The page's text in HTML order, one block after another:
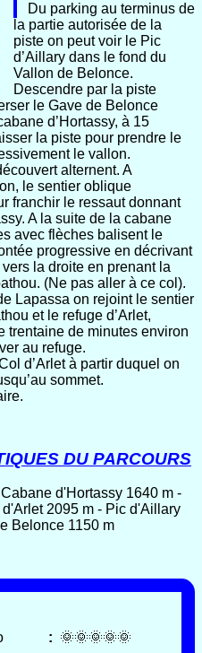
Du parking au terminus de
la partie autorisée de la
piste on peut voir le Pic
d’Aillary dans le fond du
Vallon de Belonce.
Descendre par la piste
le Gave de Belonce
d’Hortassy, à 15
la piste pour prendre le
le vallon.
alternent. A
le sentier oblique
franchir le ressaut donnant
A la suite de la cabane
avec flèches balisent le
progressive en décrivant
la droite en prenant la
(Ne pas aller à ce col).
Lapassa on rejoint le sentier
et le refuge d’Arlet,
trentaine de minutes environ
au refuge.
d’Arlet à partir duquel on
sommet.
DU PARCOURS
d'Hortassy 1640 m -
2095 m - Pic d'Aillary
Belonce 1150 m
: 🌞🌞🌞🌞🌞